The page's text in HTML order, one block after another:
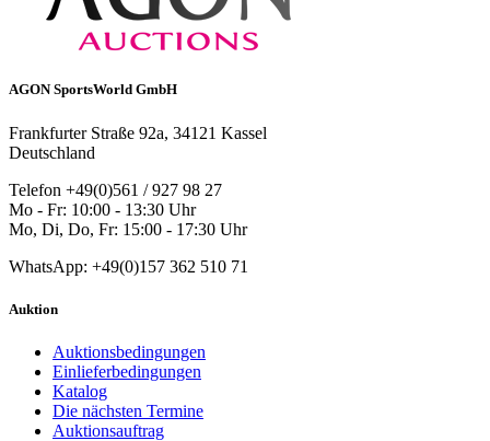
AGON SportsWorld GmbH
Frankfurter Straße 92a, 34121 Kassel
Deutschland
Telefon +49(0)561 / 927 98 27
Mo - Fr: 10:00 - 13:30 Uhr
Mo, Di, Do, Fr: 15:00 - 17:30 Uhr
WhatsApp: +49(0)157 362 510 71
Auktion
Auktionsbedingungen
Einlieferbedingungen
Katalog
Die nächsten Termine
Auktionsauftrag